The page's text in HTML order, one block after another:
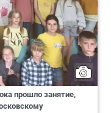
прошло занятие,